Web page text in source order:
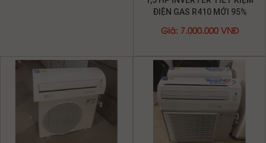
ĐIỆN GAS R32 MỚI 95%
Giá: 6.500.000 VNĐ
MÁY LẠNH DAKIN NỘI ĐỊA
NHẬT 2,5HP TIẾT KIỆM ĐIỆN
Giá 10.000.000 VNĐ